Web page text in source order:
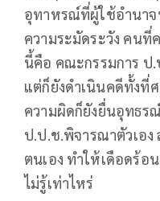
อุทาหรณ์ที่ผู้ใช้อำนา
ความระมัดระวัง คนที่
นี้คือ คณะกรรมการ ป.
แต่ก็ยังดำเนินคดีทั้งที่
ความผิดก็ยังยื่นอุทธร
ป.ป.ช.พิจารณาตัวเอง
ตนเอง ทำให้เดือดร้อ
ไม่รู้เท่าไหร่